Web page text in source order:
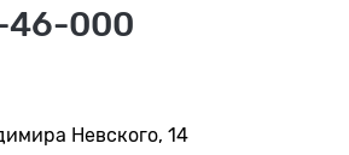
46-000
Невского, 14